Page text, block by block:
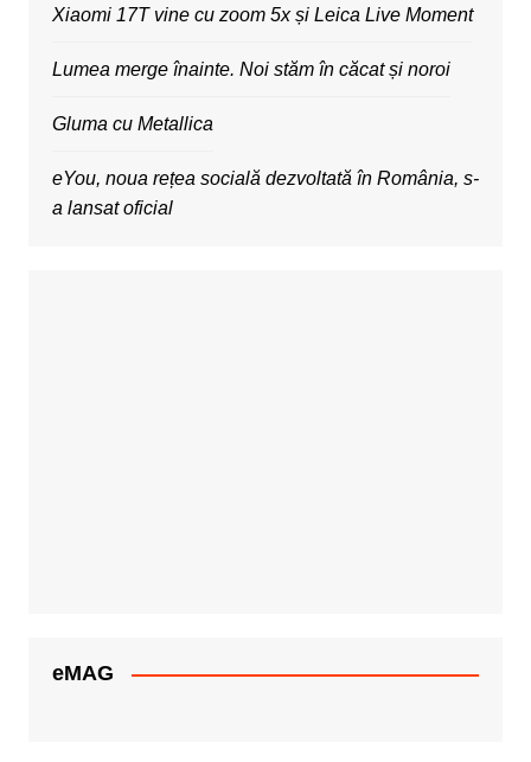
Xiaomi 17T vine cu zoom 5x și Leica Live Moment
Lumea merge înainte. Noi stăm în căcat și noroi
Gluma cu Metallica
eYou, noua rețea socială dezvoltată în România, s-
a lansat oficial
eMAG